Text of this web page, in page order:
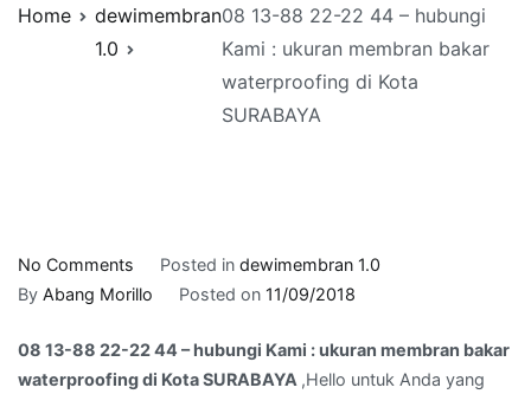
Home
dewimembran
1.0
08 13-88 22-22 44 – hubungi
Kami : ukuran membran bakar
waterproofing di Kota
SURABAYA
No Comments
08
88
22-
Posted in dewimembran 1.0
By Abang Morillo Posted on 11/09/2018
08 13-88 22-22 44 – hubungi Kami : ukuran membran bakar
waterproofing di Kota SURABAYA ,Hello untuk Anda yang